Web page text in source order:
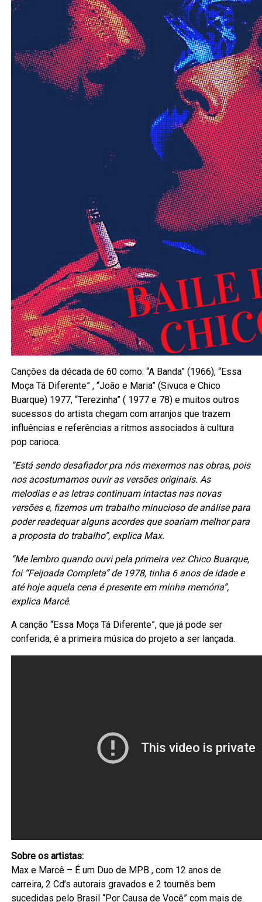
Canções da década de 60 como: “A Banda” (1966), “Essa
Moça Tá Diferente” , “João e Maria” (Sivuca e Chico
Buarque) 1977, “Terezinha” ( 1977 e 78) e muitos outros
sucessos do artista chegam com arranjos que trazem
influências e referências a ritmos associados à cultura
pop carioca.
“Está sendo desafiador pra nós mexermos nas obras, pois
nos acostumamos ouvir as versões originais. As
melodias e as letras continuam intactas nas novas
versões e, fizemos um trabalho minucioso de análise para
poder readequar alguns acordes que soariam melhor para
a proposta do trabalho”, explica Max.
“Me lembro quando ouvi pela primeira vez Chico Buarque,
foi “Feijoada Completa” de 1978, tinha 6 anos de idade e
até hoje aquela cena é presente em minha memória”,
explica Marcê.
A canção “Essa Moça Tá Diferente”, que já pode ser
conferida, é a primeira música do projeto a ser lançada.
Sobre os artistas:
Max e Marcê – É um Duo de MPB , com 12 anos de
carreira, 2 Cd’s autorais gravados e 2 tournês bem
sucedidas pelo Brasil “Por Causa de Você” com mais de